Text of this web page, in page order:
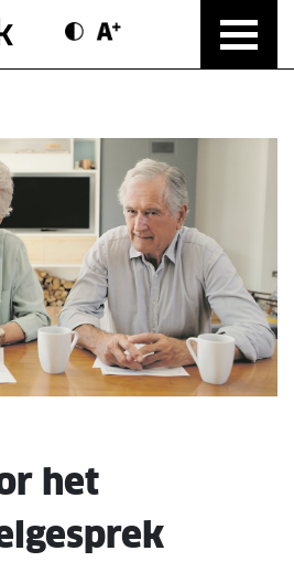
Contrast modus
Text vergroten
het